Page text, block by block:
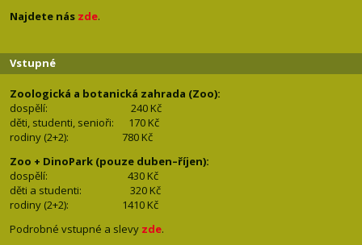
Najdete nás zde.
Vstupné
Zoologická a botanická zahrada (Zoo):
dospělí:
240 Kč
děti, studenti, senioři: 170 Kč
rodiny (2+2): 780 Kč
Zoo + DinoPark (pouze duben–říjen):
dospělí: 430 Kč
děti a studenti: 320 Kč
rodiny (2+2): 1410 Kč
Podrobné vstupné a slevy zde.